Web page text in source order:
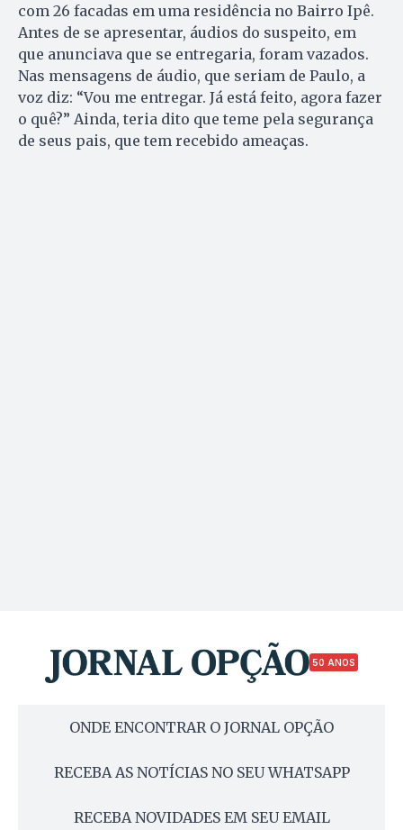
com 26 facadas em uma residência no Bairro Ipê.
Antes de se apresentar, áudios do suspeito, em
que anunciava que se entregaria, foram vazados.
Nas mensagens de áudio, que seriam de Paulo, a
voz diz: “Vou me entregar. Já está feito, agora fazer
o quê?” Ainda, teria dito que teme pela segurança
de seus pais, que tem recebido ameaças.
50 ANOS
ONDE ENCONTRAR O JORNAL OPÇÃO
RECEBA AS NOTÍCIAS NO SEU WHATSAPP
RECEBA NOVIDADES EM SEU EMAIL